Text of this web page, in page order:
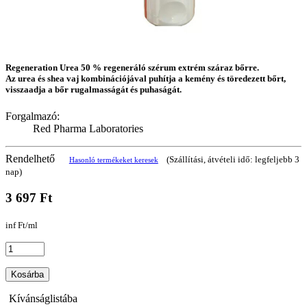
Regeneration Urea 50 % regeneráló szérum extrém száraz bőrre.
Az urea és shea vaj kombinációjával puhítja a kemény és töredezett bőrt,
visszaadja a bőr rugalmasságát és puhaságát.
Forgalmazó:
Red Pharma Laboratories
Rendelhető Hasonló termékeket keresek
(Szállítási, átvételi idő: legfeljebb 3
nap)
3 697 Ft
inf Ft/ml
Kosárba
Kívánságlistába